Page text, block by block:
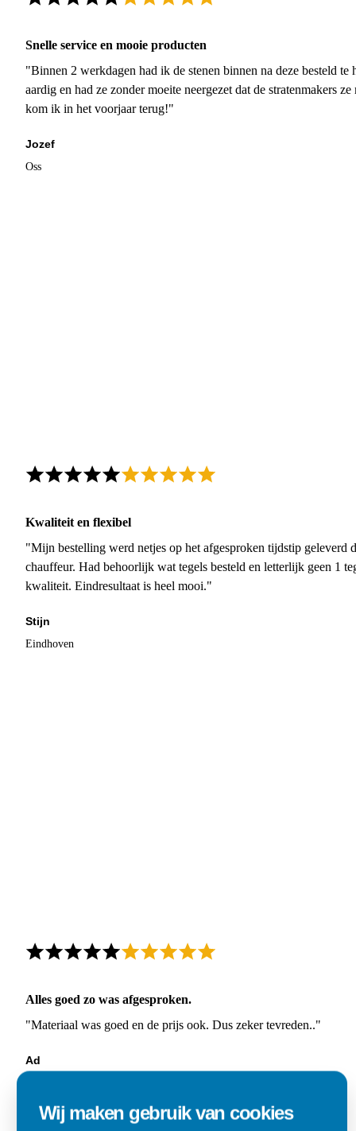
Snelle service en mooie producten
"Binnen 2 werkdagen had ik de stenen binnen na deze besteld
aardig en had ze zonder moeite neergezet dat de stratenmakers
kom ik in het voorjaar terug!"
Jozef
Oss
Kwaliteit en flexibel
"Mijn bestelling werd netjes op het afgesproken tijdstip geleverd
chauffeur. Had behoorlijk wat tegels besteld en letterlijk geen 1
kwaliteit. Eindresultaat is heel mooi."
Stijn
Eindhoven
Alles goed zo was afgesproken.
"Materiaal was goed en de prijs ook. Dus zeker tevreden.."
Ad
Wij maken gebruik van cookies